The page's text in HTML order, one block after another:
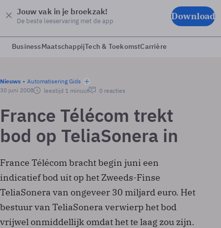
Jouw vak in je broekzak!
De beste leeservaring met de app Download
BusinessMaatschappijTech & ToekomstCarrière
Nieuws
Automatisering Gids
30 juni 2008
leestijd 1 minuut 0 reacties
France Télécom trekt
bod op TeliaSonera in
France Télécom bracht begin juni een
indicatief bod uit op het Zweeds-Finse
TeliaSonera van ongeveer 30 miljard euro. Het
bestuur van TeliaSonera verwierp het bod
vrijwel onmiddellijk omdat het te laag zou zijn.